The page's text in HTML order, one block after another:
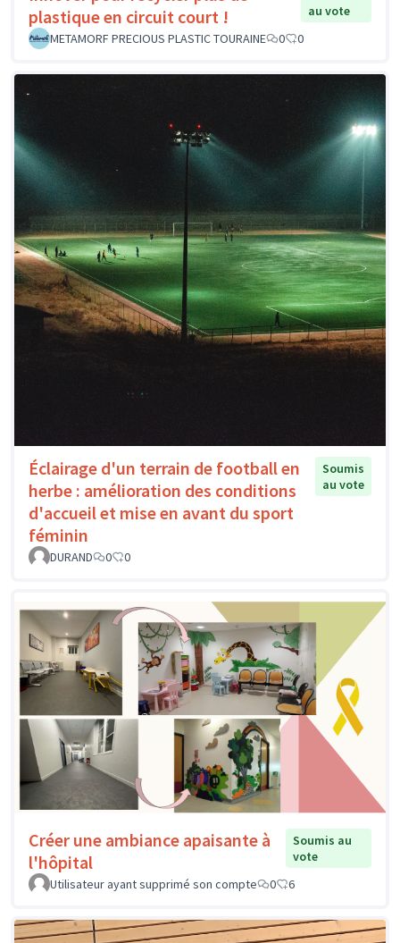
plastique en circuit court !
au vote
METAMORF PRECIOUS PLASTIC TOURAINE
0 0
Éclairage d'un terrain de football en
herbe : amélioration des conditions
d'accueil et mise en avant du sport
féminin
Soumis
au vote
DURAND 0 0
Créer une ambiance apaisante à
l'hôpital
Soumis au
vote
Utilisateur ayant supprimé son compte
0 6